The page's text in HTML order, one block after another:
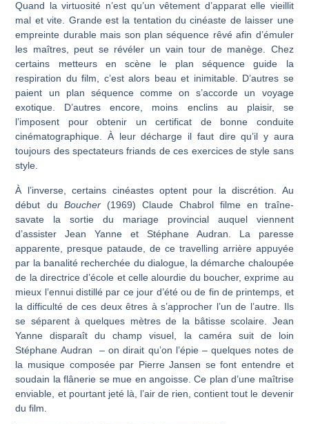
Quand la virtuosité n’est qu’un vêtement d’apparat elle vieillit
mal et vite. Grande est la tentation du cinéaste de laisser une
empreinte durable mais son plan séquence rêvé afin d’émuler
les maîtres, peut se révéler un vain tour de manège. Chez
certains metteurs en scène le plan séquence guide la
respiration du film, c’est alors beau et inimitable. D’autres se
paient un plan séquence comme on s’accorde un voyage
exotique. D’autres encore, moins enclins au plaisir, se
l’imposent pour obtenir un certificat de bonne conduite
cinématographique. À leur décharge il faut dire qu’il y aura
toujours des spectateurs friands de ces exercices de style sans
style.
À l’inverse, certains cinéastes optent pour la discrétion. Au
début du Boucher(1969) Claude Chabrol filme en traîne-
savate la sortie du mariage provincial auquel viennent
d’assister Jean Yanne et Stéphane Audran. La paresse
apparente, presque pataude, de ce travelling arrière appuyée
par la banalité recherchée du dialogue, la démarche chaloupée
de la directrice d’école et celle alourdie du boucher, exprime au
mieux l’ennui distillé par ce jour d’été ou de fin de printemps, et
la difficulté de ces deux êtres à s’approcher l’un de l’autre. Ils
se séparent à quelques mètres de la bâtisse scolaire. Jean
Yanne disparaît du champ visuel, la caméra suit de loin
Stéphane Audran – on dirait qu’on l’épie – quelques notes de
la musique composée par Pierre Jansen se font entendre et
soudain la flânerie se mue en angoisse. Ce plan d’une maîtrise
enviable, et pourtant jeté là, l’air de rien, contient tout le devenir
du film.